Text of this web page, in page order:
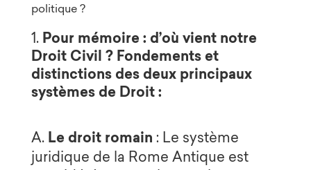
politique ?
Pour mémoire : d’où vient notre
Droit Civil ? Fondements et
distinctions des deux principaux
systèmes de Droit :
A. Le droit romain : Le système
juridique de la Rome Antique est